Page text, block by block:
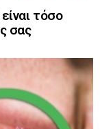
τόσο
σας